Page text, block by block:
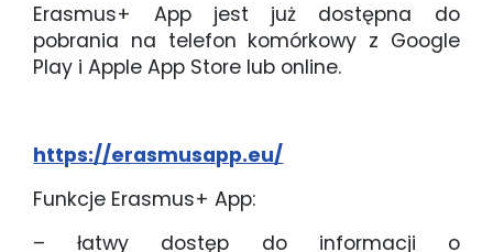
Erasmus+ App jest już dostępna do
pobrania na telefon komórkowy z Google
Play i Apple App Store lub online.
https://erasmusapp.eu/
Funkcje Erasmus+ App:
– łatwy dostęp do informacji o